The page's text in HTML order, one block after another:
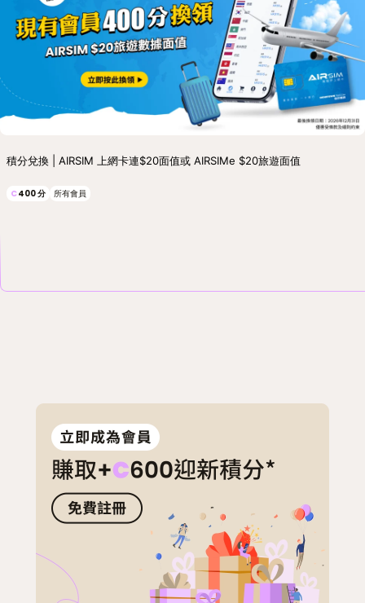
積分兌換 | AIRSIM 上網卡連$20面值或 AIRSIMe $20旅遊面值
C400分 所有會員